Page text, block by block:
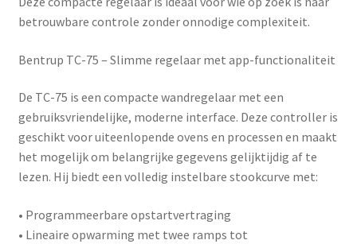
betrouwbare controle zonder onnodige complexiteit.
Bentrup TC-75 – Slimme regelaar met app-functionaliteit
De TC-75 is een compacte wandregelaar met een
gebruiksvriendelijke, moderne interface. Deze controller is
geschikt voor uiteenlopende ovens en processen en maakt
het mogelijk om belangrijke gegevens gelijktijdig af te
lezen. Hij biedt een volledig instelbare stookcurve met:
• Programmeerbare opstartvertraging
• Lineaire opwarming met twee ramps tot